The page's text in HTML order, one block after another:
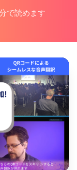
で読めます